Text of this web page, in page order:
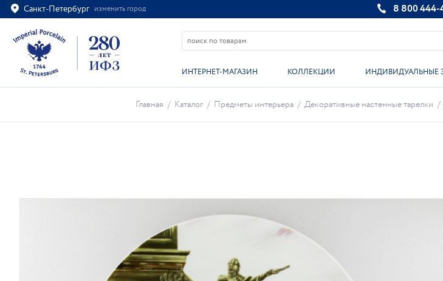
Санкт-Петербург изменить город
Ваш город Санкт-Петербург?
ВСЁ ВЕРНО ИЗМЕНИТЬ
8 800 444-
ИНТЕРНЕТ-МАГАЗИН КОЛЛЕКЦИИ ИНДИВИДУАЛЬНЫЕ
Главная / Каталог / Предметы интерьера / Декоративные настенные тарелки /